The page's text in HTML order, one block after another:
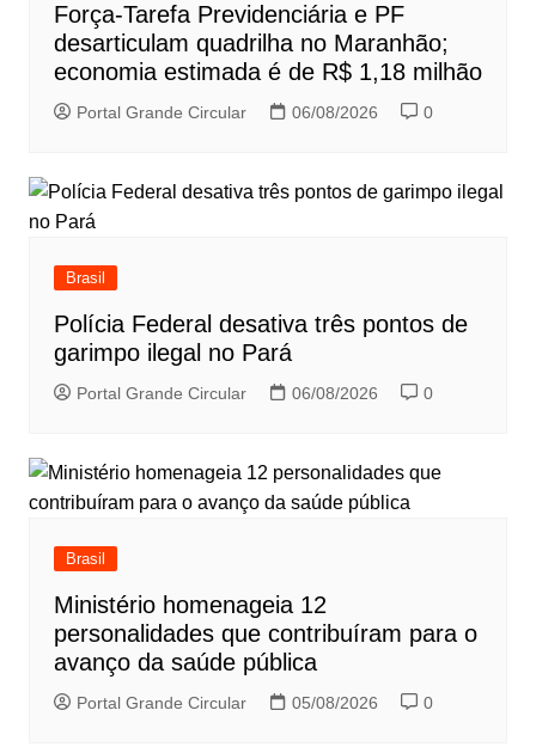
Força-Tarefa Previdenciária e PF
desarticulam quadrilha no Maranhão;
economia estimada é de R$ 1,18 milhão
Portal Grande Circular 06/08/2026 0
Brasil
Polícia Federal desativa três pontos de
garimpo ilegal no Pará
Portal Grande Circular 06/08/2026 0
Brasil
Ministério homenageia 12
personalidades que contribuíram para o
avanço da saúde pública
Portal Grande Circular 05/08/2026 0